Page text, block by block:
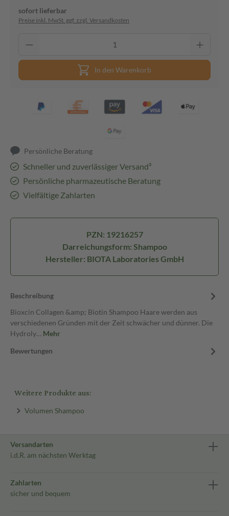
sofort lieferbar
Preise inkl. MwSt. ggf. zzgl. Versandkosten
In den Warenkorb
Persönliche Beratung
Schneller und zuverlässiger Versand³
Persönliche pharmazeutische Beratung
Vielfältige Zahlarten
PZN: 19216257
Darreichungsform: Shampoo
Hersteller: BIOTA Laboratories GmbH
Beschreibung
Bioxcin Collagen &amp; Biotin Shampoo Haare werden aus
verschiedenen Gründen mit der Zeit schwächer und dünner. Die
Hydroly… Mehr
Bewertungen
Weitere Produkte aus:
Volumen Shampoo
Versandarten
i.d.R. am nächsten Werktag
Zahlarten
sicher und bequem